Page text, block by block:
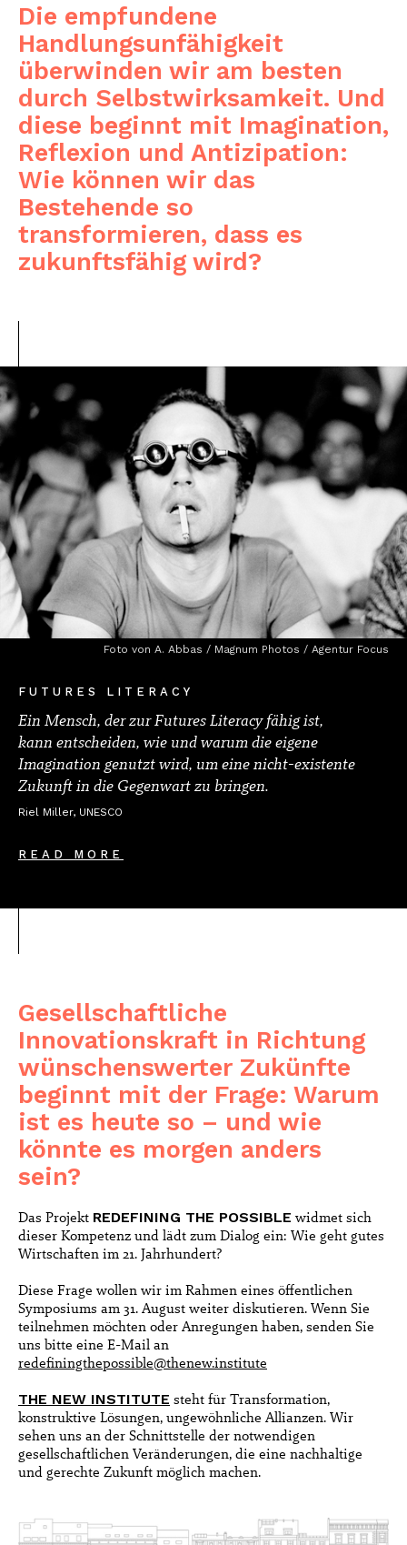
Die empfundene
Handlungsunfähigkeit
überwinden wir am besten
durch Selbstwirksamkeit. Und
diese beginnt mit Imagination,
Reflexion und Antizipation:
Wie können wir das
Bestehende so
transformieren, dass es
zukunftsfähig wird?
FUTURES LITERACY
Ein Mensch, der zur Futures Literacy fähig ist,
kann entscheiden, wie und warum die eigene
Imagination genutzt wird, um eine nicht-existente
Zukunft in die Gegenwart zu bringen.
Riel Miller, UNESCO
READ MORE
Foto von A. Abbas / Magnum Photos / Agentur Focus
Gesellschaftliche
Innovationskraft in Richtung
wünschenswerter Zukünfte
beginnt mit der Frage: Warum
ist es heute so – und wie
könnte es morgen anders
sein?
Das Projekt REDEFINING THE POSSIBLE widmet sich
dieser Kompetenz und lädt zum Dialog ein: Wie geht gutes
Wirtschaften im 21. Jahrhundert?
Diese Frage wollen wir im Rahmen eines öffentlichen
Symposiums am 31. August weiter diskutieren. Wenn Sie
teilnehmen möchten oder Anregungen haben, senden Sie
uns bitte eine E-Mail an
redefiningthepossible@thenew.institute
THE NEW INSTITUTE steht für Transformation,
konstruktive Lösungen, ungewöhnliche Allianzen. Wir
sehen uns an der Schnittstelle der notwendigen
gesellschaftlichen Veränderungen, die eine nachhaltige
und gerechte Zukunft möglich machen.